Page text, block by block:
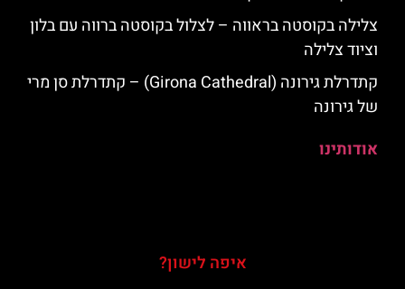
צלילה בקוסטה בראווה – לצלול בקוסטה ברווה עם בלון
וציוד צלילה
קתדרלת גירונה (Girona Cathedral) – קתדרלת סן מרי
של גירונה
אודותינו
איפה לישון?